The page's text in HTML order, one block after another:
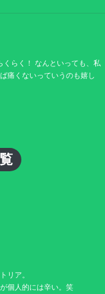
らく！ なんといっても、私
痛くないっていうのも嬉し
リア。
個人的には辛い。笑